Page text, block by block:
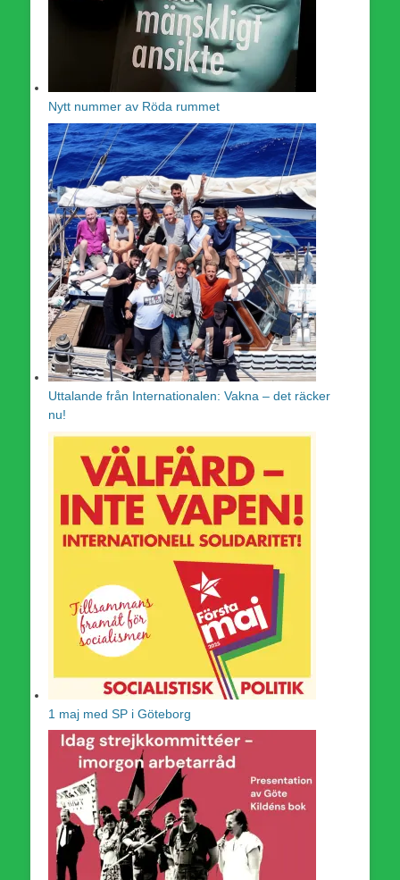
Nytt nummer av Röda rummet
Uttalande från Internationalen: Vakna – det räcker
nu!
1 maj med SP i Göteborg